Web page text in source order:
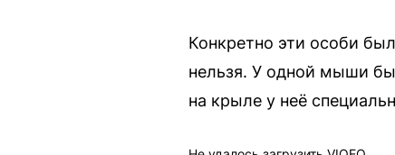
Конкретно эти особи
нельзя. У одной мыши
на крыле у неё